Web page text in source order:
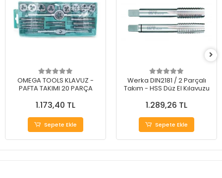
OMEGA TOOLS KLAVUZ -
PAFTA TAKIMI 20 PARÇA
1.173,40 TL
Sepete Ekle
Werka DIN2181 / 2 Parçalı
Takım - HSS Düz El Kılavuzu
1.289,26 TL
Sepete Ekle